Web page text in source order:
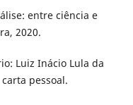
entre ciência e
2020.
Luiz Inácio Lula da
pessoal.